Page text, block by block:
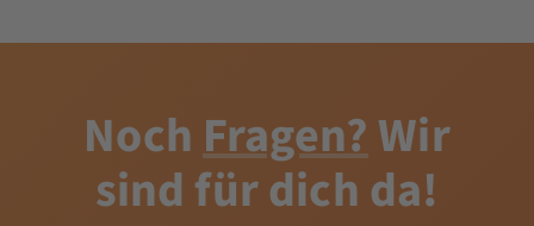
NochFragen?Wir
sind für dich da!